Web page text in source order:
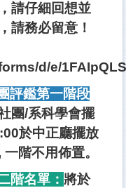
請仔細回想並
請務必留意！
d/e/
評鑑第一階段
團/系科學會擺
於中正廳擺放
階不用佈置。
階名單： 將於